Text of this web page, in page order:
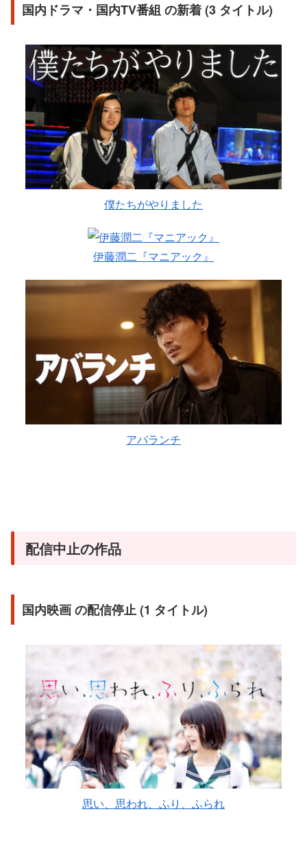
国内ドラマ・国内TV番組 の新着 (3 タイトル)
僕たちがやりました
伊藤潤二『マニアック』
アバランチ
配信中止の作品
国内映画 の配信停止 (1 タイトル)
思い、思われ、ふり、ふられ